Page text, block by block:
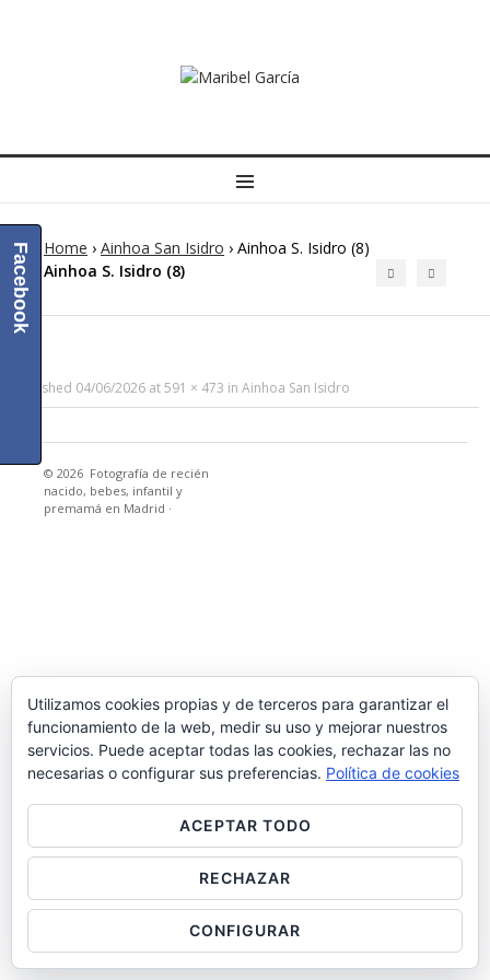
MENU
Home › Ainhoa San Isidro › Ainhoa S. Isidro (8)
Ainhoa S. Isidro (8)
Published 04/06/2026 at591 × 473 in Ainhoa San Isidro
© 2026 Fotografía de recién
nacido, bebes, infantil y
premamá en Madrid ·
Facebook
Utilizamos cookies propias y de terceros para garantizar el
funcionamiento de la web, medir su uso y mejorar nuestros
servicios. Puede aceptar todas las cookies, rechazar las no
necesarias o configurar sus preferencias. Política de cookies
ACEPTAR TODO
RECHAZAR
CONFIGURAR